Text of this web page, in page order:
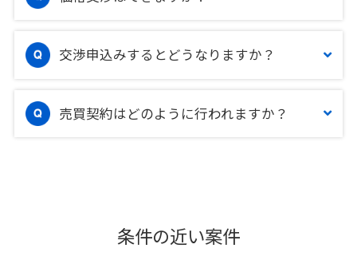
交渉申込みするとどうなりますか？
売買契約はどのように行われますか？
条件の近い案件